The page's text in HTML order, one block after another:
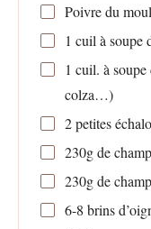
Poivre du
1 cuil à soupe
1 cuil. à soupe
colza…)
2petites
230gde
230gde
6-8 brins